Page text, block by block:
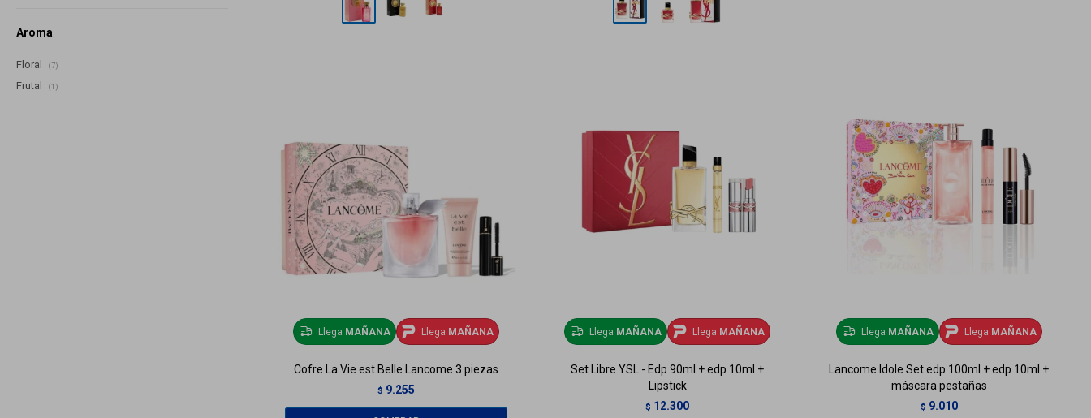
Llega MAÑANA Llega MAÑANA
Cofre La Vie est Belle Lancome 3 piezas
$ 9.255
Llega MAÑANA Llega MAÑANA
Set Libre YSL - Edp 90ml + edp 10ml +
Lipstick
$ 12.300
Llega MAÑANA Llega MAÑANA
Lancome Idole Set edp 100ml + edp 10ml +
máscara pestañas
$ 9.010
Aroma
Floral (7)
Frutal (1)